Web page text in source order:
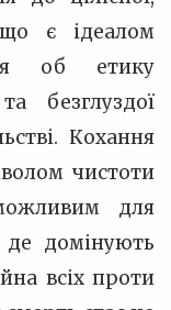
що є ідеалом
об етику
безглуздої
Кохання
чистоти
для
де домінують
всіх проти